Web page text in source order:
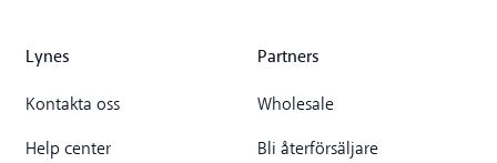
Lynes
Kontakta oss
Help center
Partners
Wholesale
Bli återförsäljare